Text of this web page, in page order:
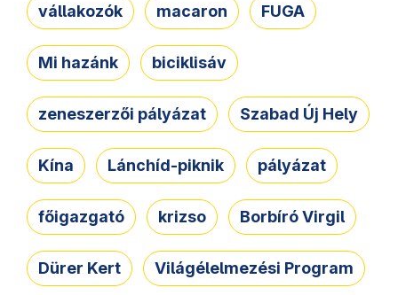
vállakozók macaron FUGA
Mi hazánk biciklisáv
zeneszerzői pályázat Szabad Új Hely
Kína Lánchíd-piknik pályázat
főigazgató krizso Borbíró Virgil
Dürer Kert Világélelmezési Program